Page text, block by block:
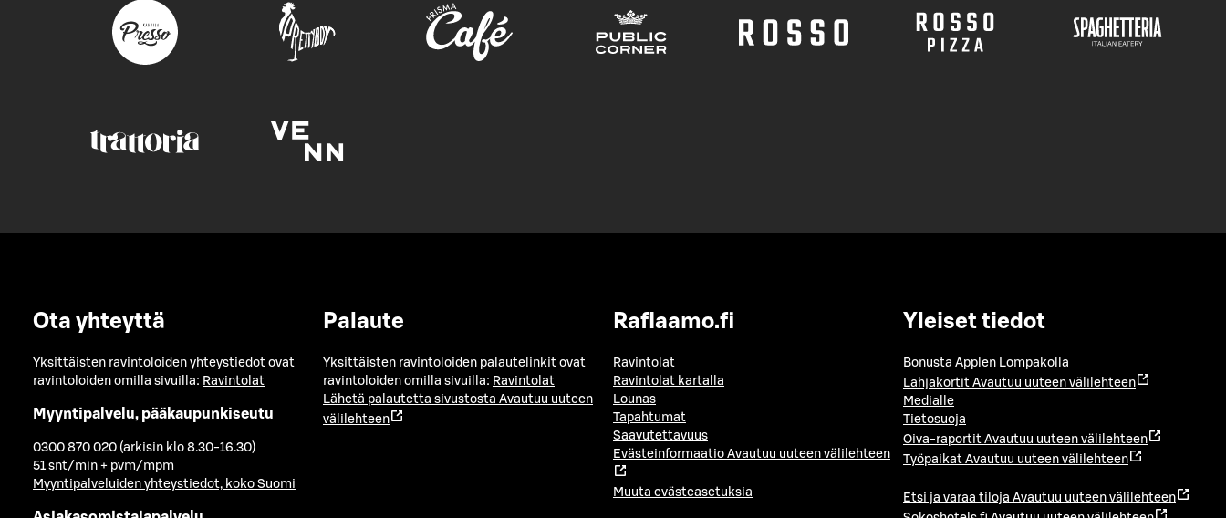
Ota yhteyttä
Yksittäisten ravintoloiden yhteystiedot ovat
ravintoloiden omilla sivuilla: Ravintolat
Myyntipalvelu, pääkaupunkiseutu
0300 870 020 (arkisin klo 8.30-16.30)
51 snt/min + pvm/mpm
Myyntipalveluiden yhteystiedot, koko Suomi
Palaute
Yksittäisten ravintoloiden palautelinkit ovat
ravintoloiden omilla sivuilla: Ravintolat
Lähetä palautetta sivustosta Avautuu uuteen
välilehteen
Raflaamo.fi
Ravintolat
Ravintolat kartalla
Lounas
Tapahtumat
Saavutettavuus
Evästeinformaatio Avautuu uuteen välilehteen
Muuta evästeasetuksia
Yleiset tiedot
Bonusta Applen Lompakolla
Lahjakortit Avautuu uuteen välilehteen
Medialle
Tietosuoja
Oiva-raportit Avautuu uuteen välilehteen
Työpaikat Avautuu uuteen välilehteen
Etsi ja varaa tiloja Avautuu uuteen välilehteen